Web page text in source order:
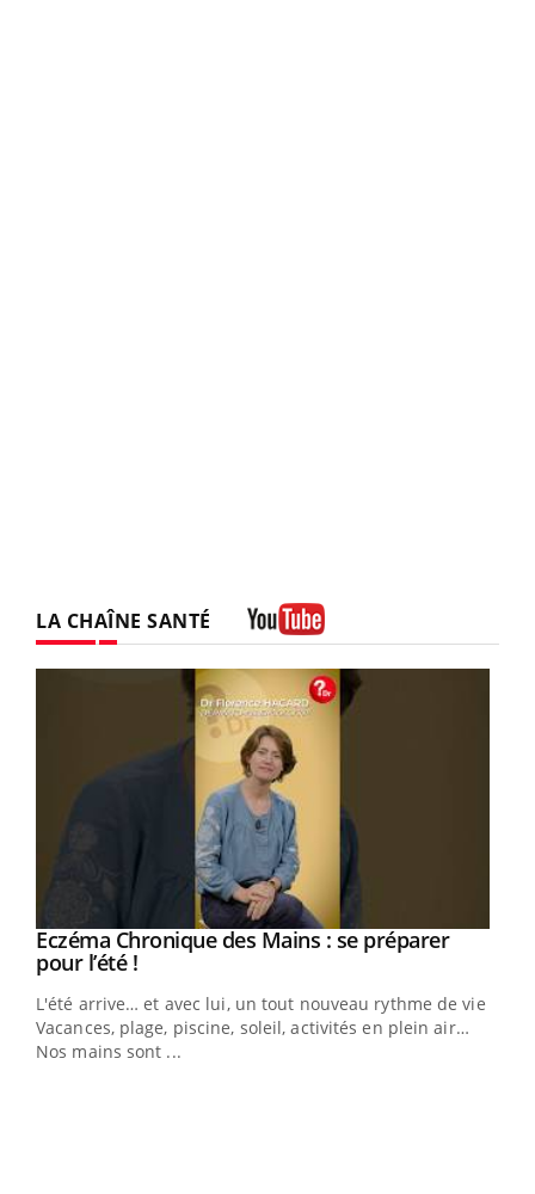
LA CHAÎNE SANTÉ
Youtube
Eczéma Chronique des Mains : se préparer
pour l’été !Youtube
L'été arrive… et avec lui, un tout nouveau rythme de vie !
Vacances, plage, piscine, soleil, activités en plein air…
Nos mains sont ...